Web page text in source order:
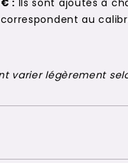
: Ils sont ajoutés à
au
varier légèrement